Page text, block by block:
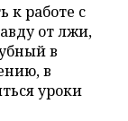
к работе с
от лжи,
в
в
уроки